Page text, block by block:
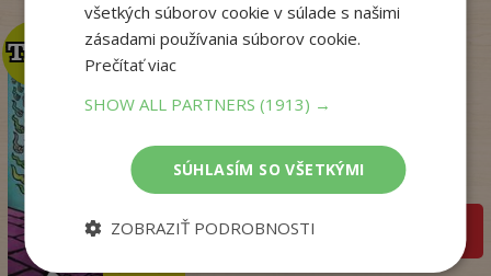
TOP
TOP
Dav Pilkey
pridať do košíka
všetkých súborov cookie v súlade s našimi
zásadami používania súborov cookie.
Prečítať viac
SHOW ALL PARTNERS(1913) →
SÚHLASÍM SO VŠETKÝMI
ZOBRAZIŤ PODROBNOSTI